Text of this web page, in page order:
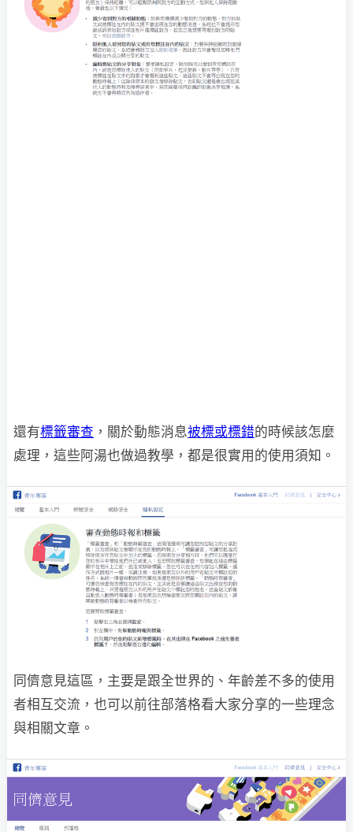
還有標籤審查 ，關於動態消息被標或標錯的時候該怎麼
處理，這些阿湯也做過教學，都是很實用的使用須知。
同儕意見這區，主要是跟全世界的、年齡差不多的使用
者相互交流，也可以前往部落格看大家分享的一些理念
與相關文章。